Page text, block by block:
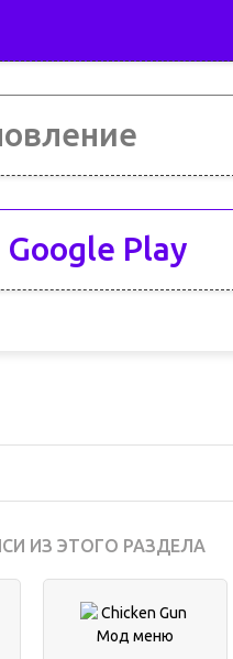
Play
ИЗ ЭТОГО РАЗДЕЛА